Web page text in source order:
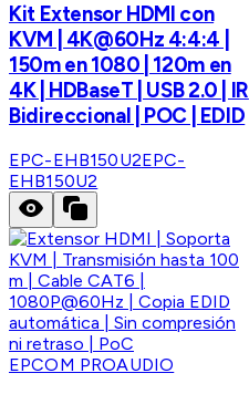
Kit Extensor HDMI con
KVM | 4K@60Hz 4:4:4 |
150m en 1080 | 120m en
4K | HDBaseT | USB 2.0 | IR
Bidireccional | POC | EDID
EPC-EHB150U2EPC-
EHB150U2
EPCOM PROAUDIO